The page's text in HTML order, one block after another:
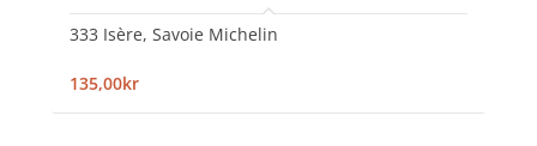
333 Isère, Savoie Michelin
135,00kr